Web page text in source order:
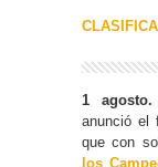
1 agosto.
anunció el
que con
los